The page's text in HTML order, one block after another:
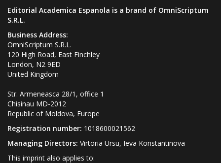
Editorial Academica Espanola is a brand of OmniScriptum
S.R.L.
Business Address:
OmniScriptum S.R.L.
120 High Road, East Finchley
London, N2 9ED
United Kingdom
Str. Armeneasca 28/1, office 1
Chisinau MD-2012
Republic of Moldova, Europe
Registration number: 1018600021562
Managing Directors: Virtoria Ursu, Ieva Konstantinova
This imprint also applies to: